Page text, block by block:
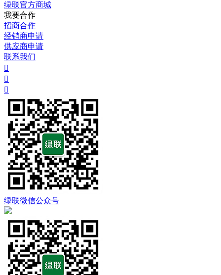
绿联官方商城
我要合作
招商合作
经销商申请
供应商申请
联系我们



绿联微信公众号